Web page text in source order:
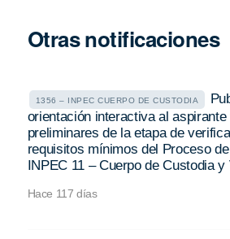
Otras notificaciones
1356 – INPEC CUERPO DE CUSTODIA
orientación interactiva al
preliminares de la etapa de
requisitos mínimos del Proceso
INPEC 11 – Cuerpo de Custodia y
Hace 117 días